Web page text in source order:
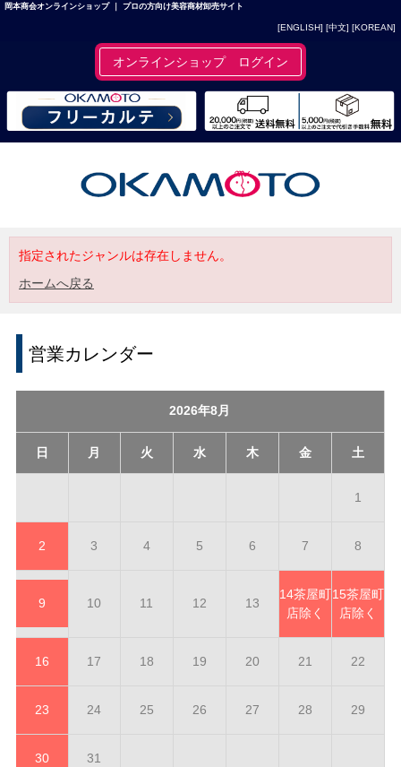
岡本商会オンラインショップ ｜ プロの方向け美容商材卸売サイト
[ENGLISH] [中文] [KOREAN]
オンラインショップ ログイン
指定されたジャンルは存在しません。
ホームへ戻る
営業カレンダー
2026年8月
日 月 火 水 木 金 土
1
2 3 4 5 6 7 8
9 10 11 12 13
14茶屋町
店除く
15茶屋町
店除く
16 17 18 19 20 21 22
23 24 25 26 27 28 29
30 31